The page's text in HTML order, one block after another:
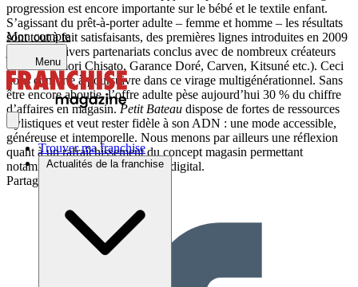
Mon compte
Menu
Trouver ma franchise
Actualités de la franchise
progression est encore importante sur le bébé et le textile enfant.
S’agissant du prêt-à-porter adulte – femme et homme – les résultats
sont tout à fait satisfaisants, des premières lignes introduites en 2009
jusqu’aux divers partenariats conclus avec de nombreux créateurs
(ndlr : Tsumori Chisato, Garance Doré, Carven, Kitsuné etc.). Ceci
nous conforte à poursuivre dans ce virage multigénérationnel. Sans
être encore aboutie, l’offre adulte pèse aujourd’hui 30 % du chiffre
d’affaires en magasin.Petit Bateau dispose de fortes de ressources
stylistiques et veut rester fidèle à son ADN : une mode accessible,
généreuse et intemporelle. Nous menons par ailleurs une réflexion
quant à un rafraîchissement du concept magasin permettant
notamment d’intégrer un espace digital.
Partager sur :